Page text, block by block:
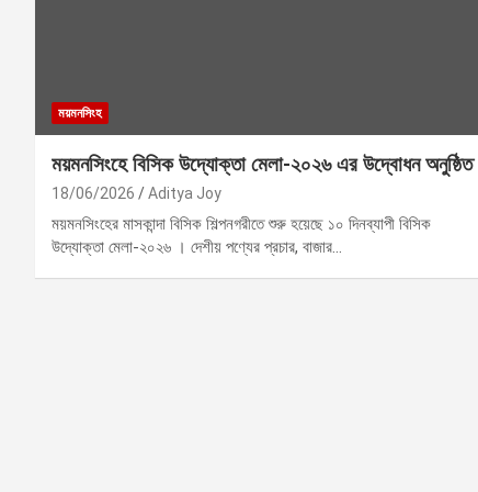
ময়মনসিংহ
ময়মনসিংহে বিসিক উদ্যোক্তা মেলা-২০২৬ এর উদ্বোধন অনুষ্ঠিত
18/06/2026 Aditya Joy
ময়মনসিংহের মাসকান্দা বিসিক শিল্পনগরীতে শুরু হয়েছে ১০ দিনব্যাপী বিসিক
উদ্যোক্তা মেলা-২০২৬ । দেশীয় পণ্যের প্রচার, বাজার…